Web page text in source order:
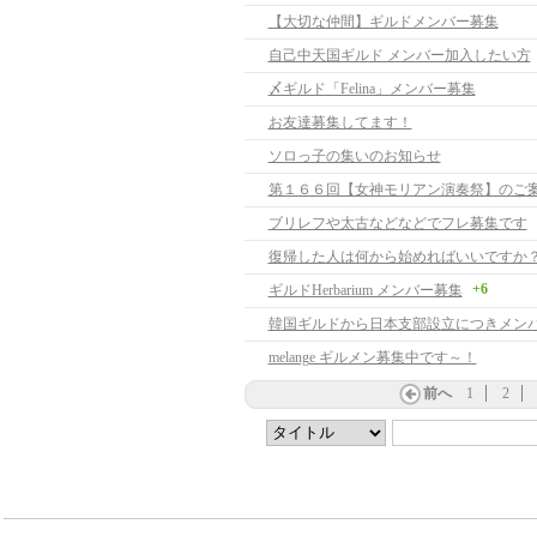
【大切な仲間】ギルドメンバー募集
自己中天国ギルド メンバー加入したい方
〆ギルド「Felina」メンバー募集
お友達募集してます！
ソロっ子の集いのお知らせ
第１６６回【女神モリアン演奏祭】のご
ブリレフや太古などなどでフレ募集です
復帰した人は何から始めればいいですか
ギルドHerbarium メンバー募集
+6
韓国ギルドから日本支部設立につきメン
melange ギルメン募集中です～！
前へ 1 2